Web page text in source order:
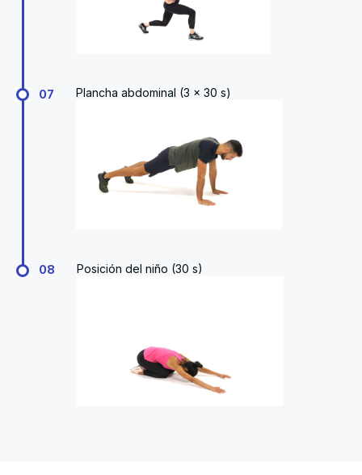
07 Plancha abdominal (3 x 30 s)
08 Posición del niño (30 s)